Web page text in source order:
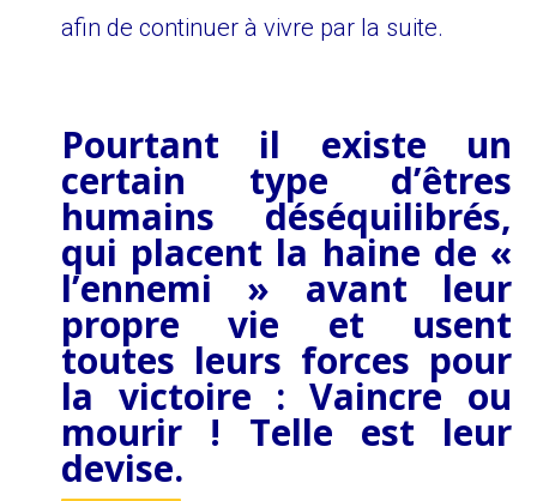
afin de continuer à vivre par la suite.
Pourtant il existe un
certain type d’êtres
humains déséquilibrés,
qui placent la haine de «
l’ennemi » avant leur
propre vie et usent
toutes leurs forces pour
la victoire : Vaincre ou
mourir ! Telle est leur
devise.